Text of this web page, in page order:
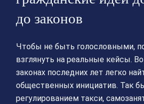
до законов
Чтобы не быть голословными,
взглянуть на реальные кейсы.
законах последних лет легко
общественных инициатив. Так
регулированием такси,